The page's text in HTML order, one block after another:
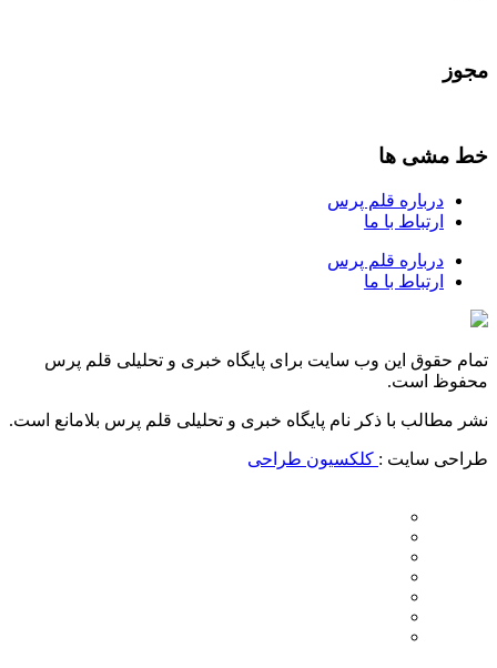
مجوز
خط مشی ها
درباره قلم پرس
ارتباط با ما
درباره قلم پرس
ارتباط با ما
تمام حقوق این وب سایت برای پایگاه خبری و تحلیلی قلم پرس
محفوظ است.
نشر مطالب با ذکر نام پایگاه خبری و تحلیلی قلم پرس بلامانع است.
طراحی سایت : کلکسیون طراحی